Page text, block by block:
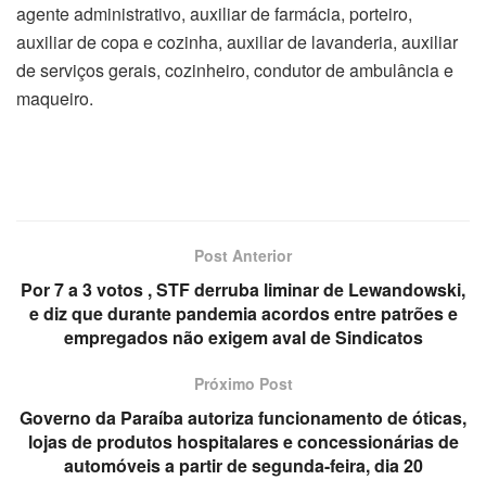
agente administrativo, auxiliar de farmácia, porteiro,
auxiliar de copa e cozinha, auxiliar de lavanderia, auxiliar
de serviços gerais, cozinheiro, condutor de ambulância e
maqueiro.
Post Anterior
Por 7 a 3 votos , STF derruba liminar de Lewandowski,
e diz que durante pandemia acordos entre patrões e
empregados não exigem aval de Sindicatos
Próximo Post
Governo da Paraíba autoriza funcionamento de óticas,
lojas de produtos hospitalares e concessionárias de
automóveis a partir de segunda-feira, dia 20